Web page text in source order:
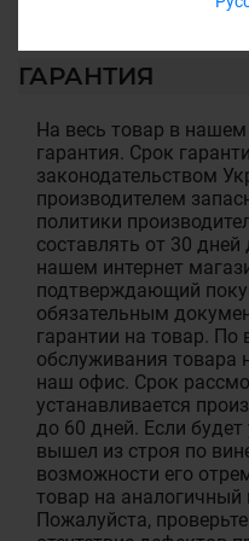
ГАРАНТИЯ
На весь товар в нашем
гарантия. Срок
законодательством
производителем
политики
составлять от 30
нашем интернет
подтверждающий
обязательным
гарантии на товар. По
обслуживания товара
наш офис. Срок
устанавливается
до 60 дней. Если будет
вышел из строя по
возможности его
товар на аналогичный
Пожалуйста,